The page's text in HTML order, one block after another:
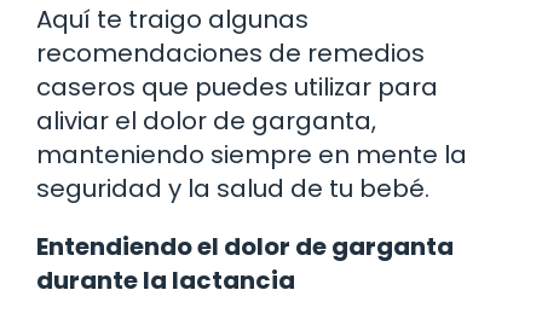
Aquí te traigo algunas
recomendaciones de remedios
caseros que puedes utilizar para
aliviar el dolor de garganta,
manteniendo siempre en mente la
seguridad y la salud de tu bebé.
Entendiendo el dolor de garganta
durante la lactancia